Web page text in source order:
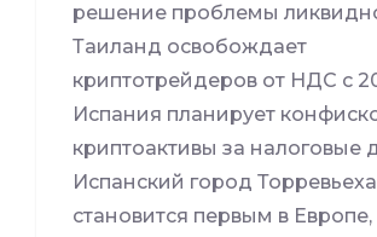
решение проблемы
Таиланд освобождает
криптотрейдеров от НДС с
Испания планирует
криптоактивы за налоговые
Испанский город Торревьеха
становится первым в Европе,